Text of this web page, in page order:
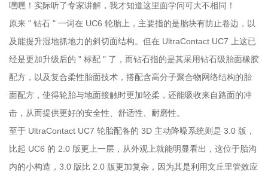
嘿嘿！实际听了专家讲解，我才知道这里面学问可大不相同！
原来 " 钻石 " 一词在 UC6 轮胎上，主要指的是胎块有防止卷边，以
及能提升湿地抓地力的斜切面结构。但在 UltraContact UC7 上这已
经是更加升级后的 " 标配 " 了，而钻石指的是其采用钻石级胎面橡胶
配方，以及复合柔性胎面技术，搭配含高分子聚合物网络结构的胎
面配方，使得轮胎与地面接触时更加轻柔，还能吸收来自路面的冲
击，从而提供更好的安全性、舒适性、耐磨性。
至于 UltraContact UC7 轮胎配备的 3D 主动降噪系统则是 3.0 版，
比起 UC6 的 2.0 版更上一层，从外观上就能明显看出，这位于胎沟
内的小构造，3.0 版比 2.0 版更加复杂，因为其是利用文丘里管效应